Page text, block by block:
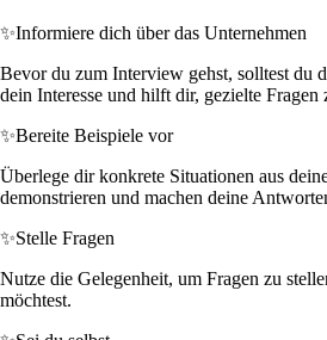
✨Informiere dich über das Unternehmen
Bevor du zum Interview gehst, solltest du
dein Interesse und hilft dir, gezielte Fragen
✨Bereite Beispiele vor
Überlege dir konkrete Situationen aus
demonstrieren und machen deine
✨Stelle Fragen
Nutze die Gelegenheit, um Fragen zu
möchtest.